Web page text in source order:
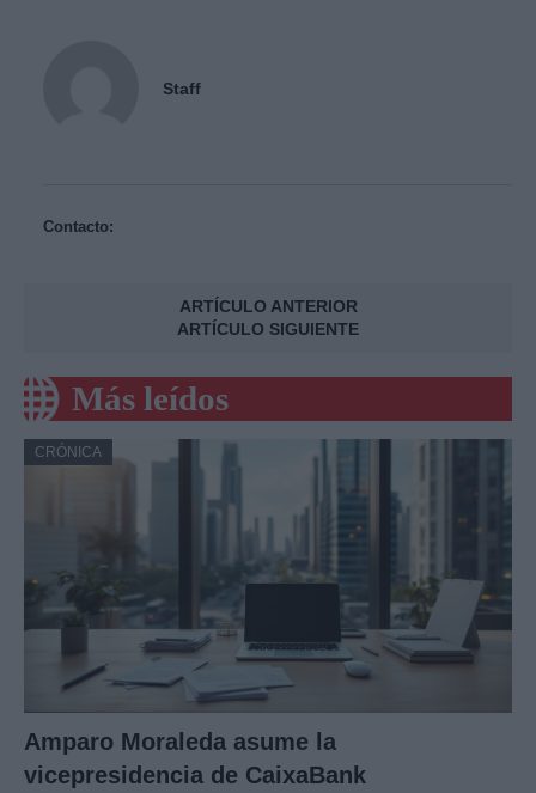
Staff
Contacto:
ARTÍCULO ANTERIOR
ARTÍCULO SIGUIENTE
Más leídos
CRÓNICA
Amparo Moraleda asume la
vicepresidencia de CaixaBank